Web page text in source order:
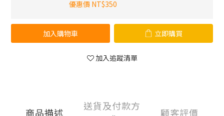
優惠價 NT$350
加入購物車 立即購買
加入追蹤清單
商品描述
送貨及付款方
顧客評價